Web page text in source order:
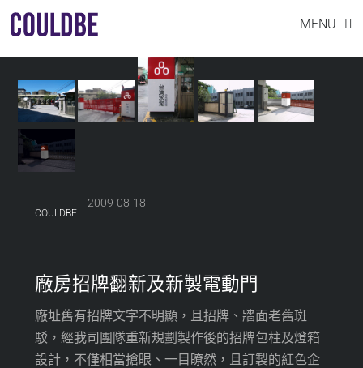
Skip
content
MENU
FINE SIGN DESIGN
COULDBE
2009-08-18
廠房招牌翻新及新製電動門
廠址舊有招牌文字不明顯，且招牌、牆面老舊斑
駁，經我司團隊重新規劃製作後的招牌包柱及燈箱
設計，不僅相當搶眼、一目瞭然，且訂製的紅色企